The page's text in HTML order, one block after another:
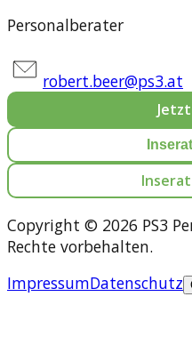
Personalberater
robert.beer@ps3.at
Copyright © 2026 PS3
Rechte vorbehalten.
ImpressumDatenschutz